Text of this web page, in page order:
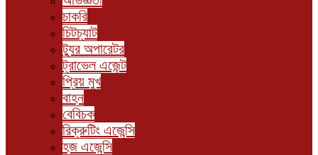
চাকরি
চিটচ্যাট
ট্যুর অপারেটর
ট্রাভেল এজেন্ট
প্রিয় মুখ
বাহন
বেবিচক
রিক্রুটিং এজেন্সি
হজ এজেন্সি